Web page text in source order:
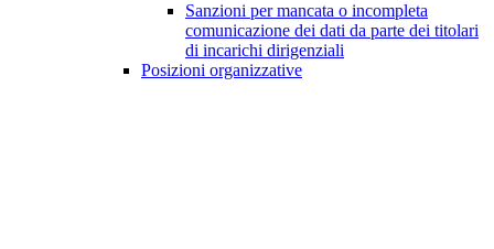
Sanzioni per mancata o incompleta
comunicazione dei dati da parte dei titolari
di incarichi dirigenziali
Posizioni organizzative